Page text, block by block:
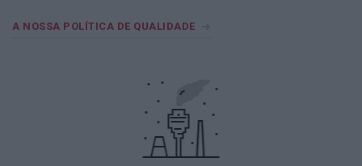
A NOSSA POLÍTICA DE QUALIDADE